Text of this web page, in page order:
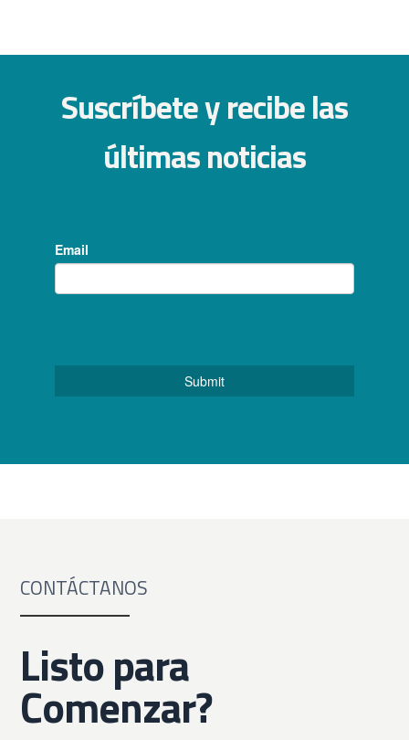
Suscríbete y recibe las
últimas noticias
CONTÁCTANOS
Listo para
Comenzar?